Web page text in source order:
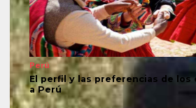
Perú
El perfil y las preferencias de los
a Perú